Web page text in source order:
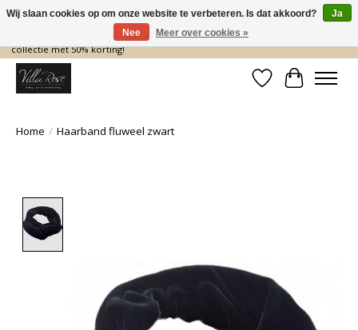
De nieuwe collectie komt eraan… en wij maken ruimte! Shop nu de zomer
collectie met 50% korting!
Verlanglijst
Home / Haarband fluweel zwart
Wij slaan cookies op om onze website te verbeteren. Is dat akkoord?
Ja
Nee
Meer over cookies »